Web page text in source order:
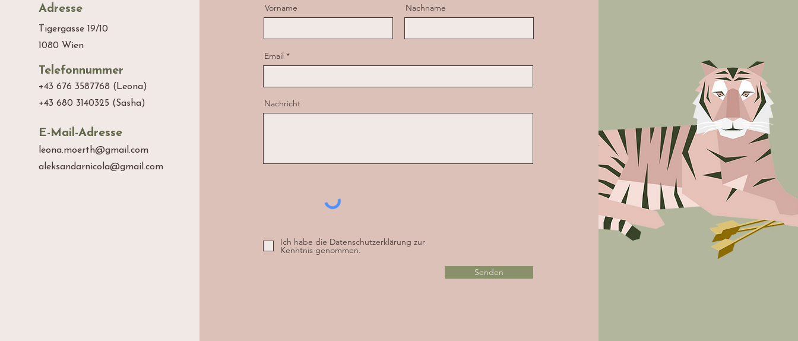
Adresse
Tigergasse 19/10
1080 Wien
Telefonnummer
+43 676 3587768 (Leona)
+43 680 3140325 (Sasha)
E-Mail-Adresse
leona.moerth@gmail.com
aleksandarnicola@gmail.com
Vorname Nachname
Email
Nachricht
Ich habe die Datenschutzerklärung zur
Kenntnis genommen.
Senden